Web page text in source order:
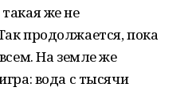
же не
продолжается, пока
На земле же
вода с тысячи